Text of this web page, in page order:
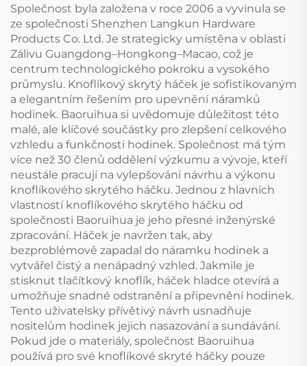
Společnost byla založena v roce 2006 a vyvinula se
ze společnosti Shenzhen Langkun Hardware
Products Co. Ltd. Je strategicky umístěna v oblasti
Zálivu Guangdong–Hongkong–Macao, což je
centrum technologického pokroku a vysokého
průmyslu. Knoflíkový skrytý háček je sofistikovaným
a elegantním řešením pro upevnění náramků
hodinek. Baoruihua si uvědomuje důležitost této
malé, ale klíčové součástky pro zlepšení celkového
vzhledu a funkčnosti hodinek. Společnost má tým
více než 30 členů oddělení výzkumu a vývoje, kteří
neustále pracují na vylepšování návrhu a výkonu
knoflíkového skrytého háčku. Jednou z hlavních
vlastností knoflíkového skrytého háčku od
společnosti Baoruihua je jeho přesné inženýrské
zpracování. Háček je navržen tak, aby
bezproblémově zapadal do náramku hodinek a
vytvářel čistý a nenápadný vzhled. Jakmile je
stisknut tlačítkový knoflík, háček hladce otevírá a
umožňuje snadné odstranění a připevnění hodinek.
Tento uživatelsky přívětivý návrh usnadňuje
nositelům hodinek jejich nasazování a sundávání.
Pokud jde o materiály, společnost Baoruihua
používá pro své knoflíkové skryté háčky pouze